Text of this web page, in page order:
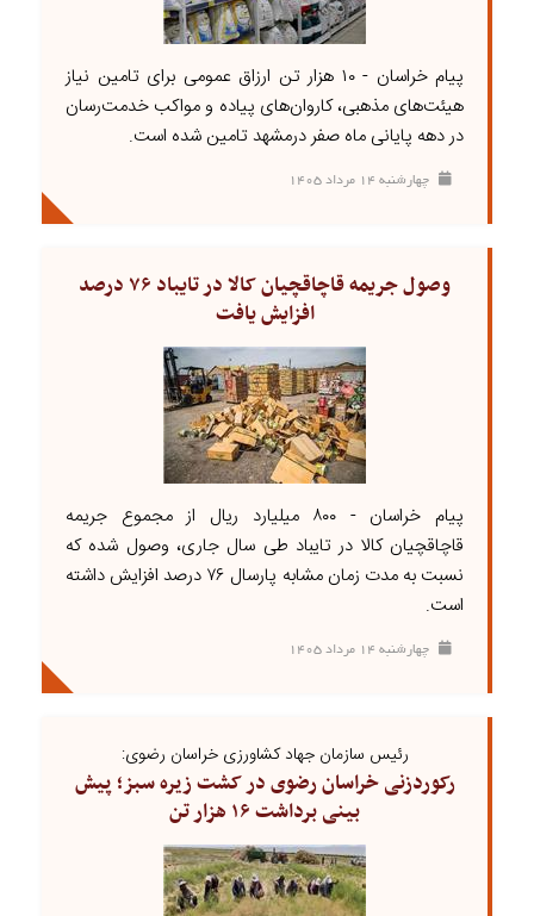
پیام خراسان - ۱۰ هزار تن ارزاق عمومی برای تامین نیاز
هیئت‌های مذهبی، کاروان‌های پیاده و مواکب خدمت‌رسان
در دهه پایانی ماه صفر درمشهد تامین شده است.
چهارشنبه ۱۴ مرداد ۱۴۰۵
وصول جریمه قاچاقچیان کالا در تایباد ۷۶ درصد
افزایش یافت
پیام خراسان - ۸۰۰ میلیارد ریال از مجموع جریمه
قاچاقچیان کالا در تایباد طی سال جاری، وصول شده که
نسبت به مدت زمان مشابه پارسال ۷۶ درصد افزایش داشته
است.
چهارشنبه ۱۴ مرداد ۱۴۰۵
رئیس سازمان جهاد کشاورزی خراسان رضوی:
رکوردزنی خراسان رضوی در کشت زیره سبز؛ پیش
بینی برداشت ۱۶ هزار تن